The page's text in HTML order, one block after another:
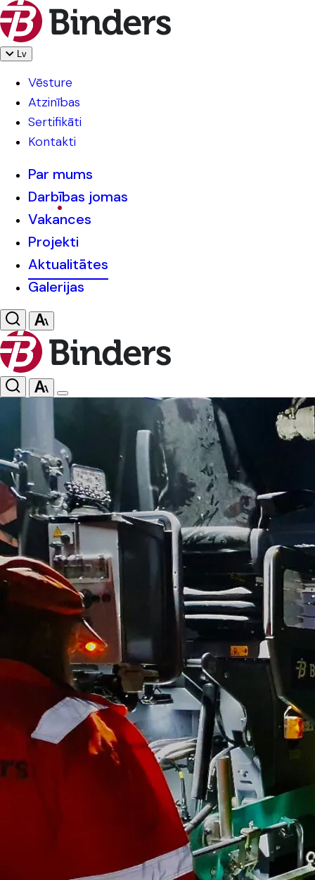
Lv
Vēsture
Atzinības
Sertifikāti
Kontakti
Par mums
Darbības jomas
Vakances
Projekti
Aktualitātes
Galerijas